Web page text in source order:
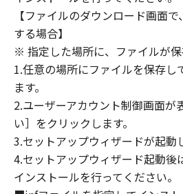
(2) キヤノン、キヤノンのラ
ンの子会社、キヤノンの関連
売代理店または販売店のいず
ウェア」の使用または使用
は付随的な損害を含むがこ
全ての損害を言います。）に
認められる限り、一切の責任
します。たとえ、キヤノン、
ンサー、キヤノンの子会社、
社、それらの販売代理店また
【ファイルのダウンロード画面
する場合】
※ 指定した場所に、ファイルが保
1.任意の場所にファイルを保存し
ます。
2.ユーザーアカウント制御画面が
い］をクリックします。
3.セットアップウィザードが起動
4.セットアップウィザード起動後
インストールを行ってください。